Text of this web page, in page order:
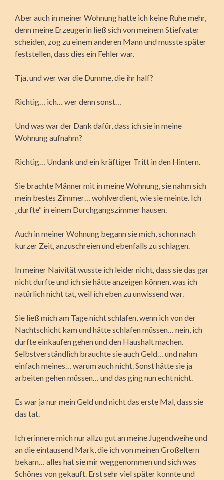
Aber auch in meiner Wohnung hatte ich keine Ruhe mehr,
denn meine Erzeugerin ließ sich von meinem Stiefvater
scheiden, zog zu einem anderen Mann und musste später
feststellen, dass dies ein Fehler war.
Tja, und wer war die Dumme, die ihr half?
Richtig… ich… wer denn sonst…
Und was war der Dank dafür, dass ich sie in meine
Wohnung aufnahm?
Richtig… Undank und ein kräftiger Tritt in den Hintern.
Sie brachte Männer mit in meine Wohnung, sie nahm sich
mein bestes Zimmer… wohlverdient, wie sie meinte. Ich
„durfte“ in einem Durchgangszimmer hausen.
Auch in meiner Wohnung begann sie mich, schon nach
kurzer Zeit, anzuschreien und ebenfalls zu schlagen.
In meiner Naivität wusste ich leider nicht, dass sie das gar
nicht durfte und ich sie hätte anzeigen können, was ich
natürlich nicht tat, weil ich eben zu unwissend war.
Sie ließ mich am Tage nicht schlafen, wenn ich von der
Nachtschicht kam und hätte schlafen müssen… nein, ich
durfte einkaufen gehen und den Haushalt machen.
Selbstverständlich brauchte sie auch Geld… und nahm
einfach meines… warum auch nicht. Sonst hätte sie ja
arbeiten gehen müssen… und das ging nun echt nicht.
Es war ja nur mein Geld und nicht das erste Mal, dass sie
das tat.
Ich erinnere mich nur allzu gut an meine Jugendweihe und
an die eintausend Mark, die ich von meinen Großeltern
bekam… alles hat sie mir weggenommen und sich was
Schönes von gekauft. Erst sehr viel später konnte und